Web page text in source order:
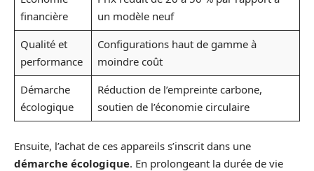
financière
un modèle neuf
Qualité et
performance
Configurations haut de gamme à
moindre coût
Démarche
écologique
Réduction de l’empreinte carbone,
soutien de l’économie circulaire
Ensuite, l’achat de ces appareils s’inscrit dans une
démarche écologique. En prolongeant la durée de vie